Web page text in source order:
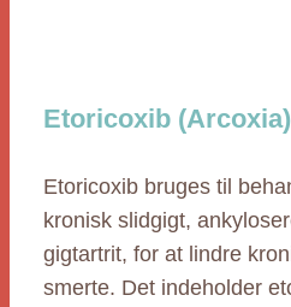
Etoricoxib
Etoricoxib bruges til
kronisk slidgigt,
gigtartrit, for at lindre
smerte. Det indeholder